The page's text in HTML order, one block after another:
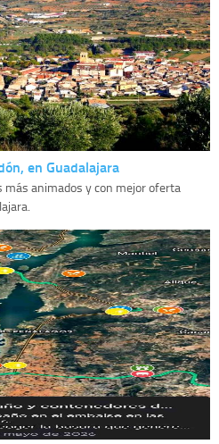
en Guadalajara
más animados y con mejor oferta